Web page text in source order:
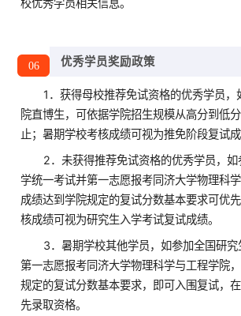
校优秀学员相关信息。
06 优秀学员奖励政策
1．获得母校推荐免试资格的优秀学员，
院直博生，可依据学院招生规模从高分到低
止；暑期学校考核成绩可视为推免阶段复试成
2．未获得推荐免试资格的优秀学员，
学统一考试并第一志愿报考同济大学物理科
成绩达到学院规定的复试分数基本要求可优
核成绩可视为研究生入学考试复试成绩。
3．暑期学校其他学员，如参加全国研
第一志愿报考同济大学物理科学与工程学院
规定的复试分数基本要求，即可入围复试，
先录取资格。